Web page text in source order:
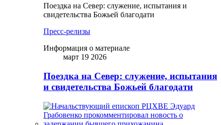
Поездка на Север: служение, испытания и
свидетельства Божьей благодати
Пресс-релизы
Информация о материале
март 19 2026
Поездка на Север: служение, испытания
и свидетельства Божьей благодати